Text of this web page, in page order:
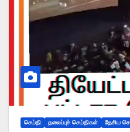
செய்தி தலைப்புச் செய்திகள் தேசிய